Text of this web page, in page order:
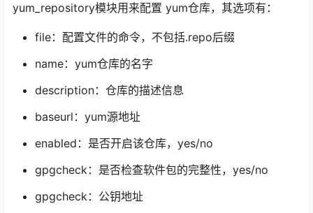
yum_repository模块用来配置 yum仓库，其选项有：
file：配置文件的命令，不包括.repo后缀
name：yum仓库的名字
description：仓库的描述信息
baseurl：yum源地址
enabled：是否开启该仓库，yes/no
gpgcheck：是否检查软件包的完整性，yes/no
gpgcheck：公钥地址